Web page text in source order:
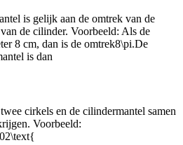
is gelijk aan de omtrek van de
de cilinder. Voorbeeld: Als de
8 cm, dan is de omtrek8\pi.De
is dan
cirkels en de cilindermantel samen
Voorbeeld: